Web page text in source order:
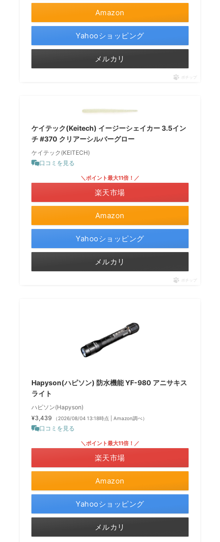
Amazon
Yahooショッピング
メルカリ
ポチップ
ケイテック(Keitech) イージーシェイカー 3.5イン
チ #370 クリアーシルバーグロー
ケイテック(KEITECH)
口コミを見る
Amazon
＼ポイント最大11倍！／
楽天市場
Yahooショッピング
メルカリ
ポチップ
Hapyson(ハピソン) 防水機能 YF-980 アニサキス
ライト
ハピソン(Hapyson)
¥3,439
（2026/08/04 13:18時点 | Amazon調べ）
口コミを見る
Amazon
＼ポイント最大11倍！／
楽天市場
Yahooショッピング
メルカリ